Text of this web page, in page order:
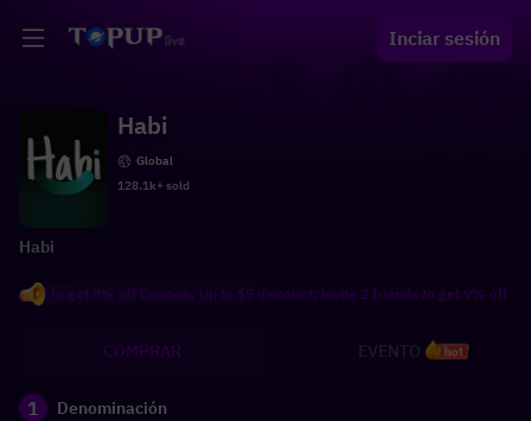
Inciar sesión
Habi
Global
128.1k+ sold
Habi
to get 8% off Coupon, Up to $5 discount; invite 2 friends to get 9% off
COMPRAR hot
1 Denominación